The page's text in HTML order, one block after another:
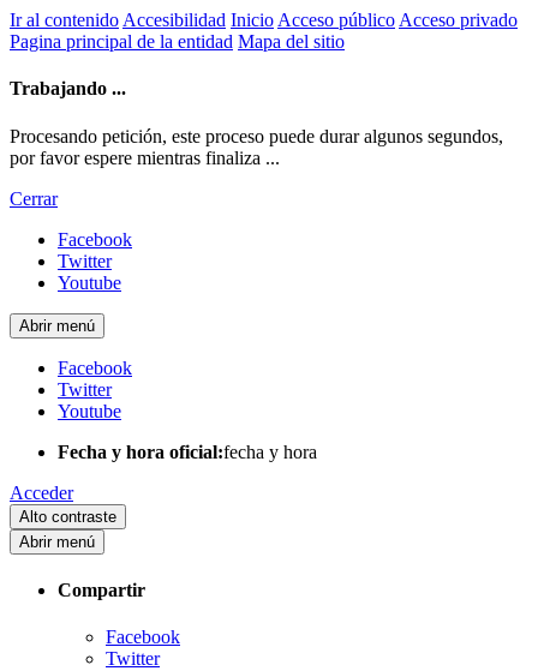
Ir al contenido Accesibilidad Inicio Acceso público Acceso privado
Pagina principal de la entidad Mapa del sitio
Trabajando ...
Procesando petición, este proceso puede durar algunos segundos,
por favor espere mientras finaliza ...
Cerrar
Facebook
Twitter
Youtube
Abrir menú
Facebook
Twitter
Youtube
Fecha y hora oficial:fecha y hora
Acceder
Alto contraste
Abrir menú
Compartir
Facebook
Twitter